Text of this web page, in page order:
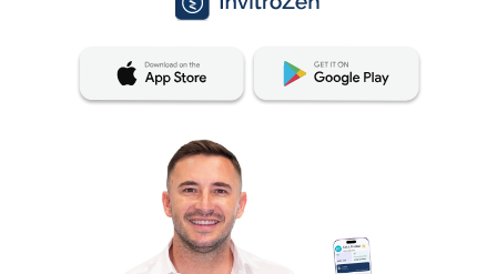
determina tratamentul adecvat. Pentru a obține o
analizelor, se recomandă efectuarea acestora în același
laborator. Acest lucru se datorează faptului că diferite
diferite pentru efectuarea investigațiilor similare.